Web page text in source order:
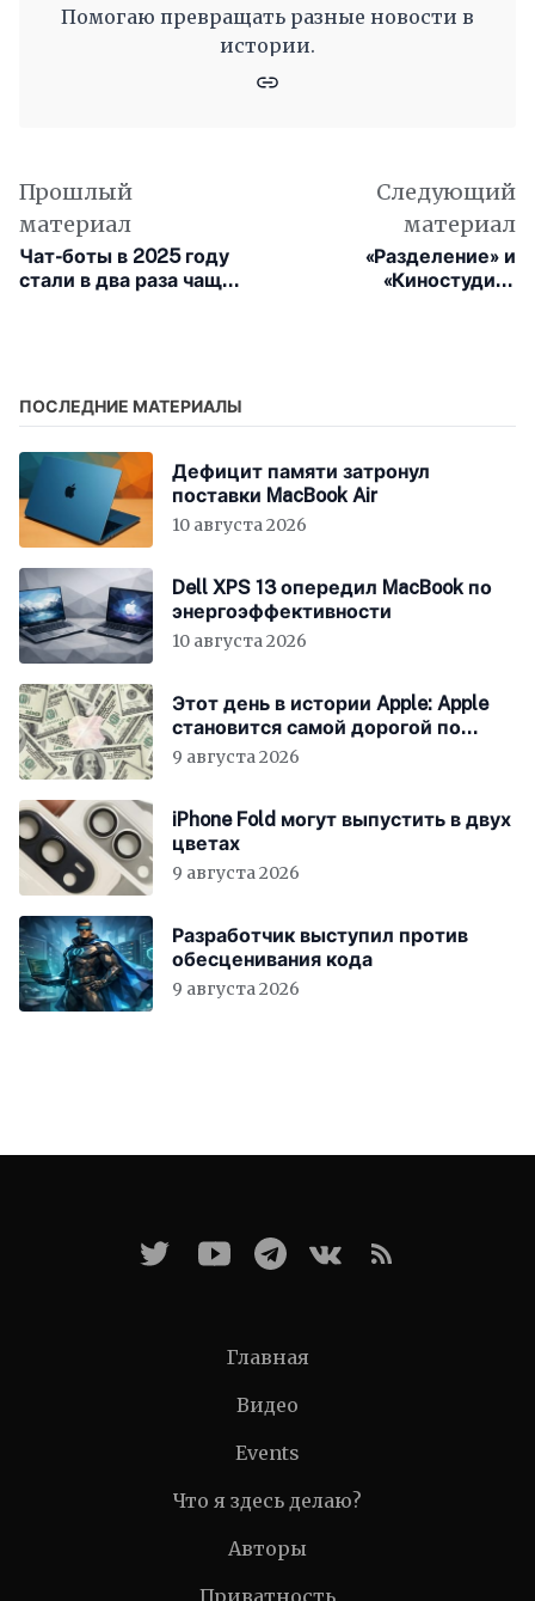
Помогаю превращать разные новости в
истории.
Прошлый
материал
Чат-боты в 2025 году
стали в два раза чаще
Следующий
материал
«Разделение» и
«Киностудия»
ПОСЛЕДНИЕ МАТЕРИАЛЫ
Дефицит памяти затронул
поставки MacBook Air
10 августа 2026
Dell XPS 13 опередил MacBook по
энергоэффективности
10 августа 2026
Этот день в истории Apple: Apple
становится самой дорогой по
рыночной капитализации
9 августа 2026
iPhone Fold могут выпустить в двух
цветах
9 августа 2026
Разработчик выступил против
обесценивания кода
9 августа 2026
Главная
Видео
Events
Что я здесь делаю?
Авторы